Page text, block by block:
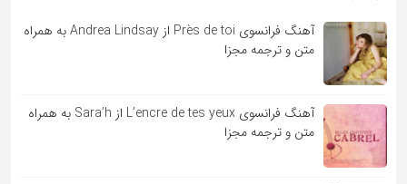
آهنگ فرانسوی Près de toi از Andrea Lindsay به همراه
متن و ترجمه مجزا
آهنگ فرانسوی L’encre de tes yeux از Sara’h به همراه
متن و ترجمه مجزا